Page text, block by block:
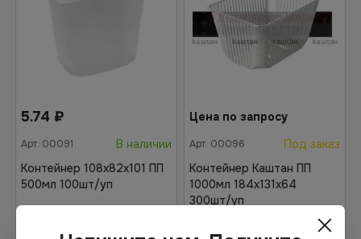
5.74 ₽
Арт. 00091
В наличии
Контейнер 108х82х101 ПП
500мл 100шт/уп
Цена по запросу
Арт. 00096
Под заказ
Контейнер Каштан ПП
1000мл 184х131х64
300шт/уп